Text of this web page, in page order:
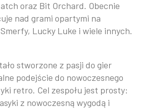
oraz Bit Orchard. Obecnie
nad grami opartymi na
Lucky Luke i wiele innych.
stworzone z pasji do gier
podejście do nowoczesnego
retro. Cel zespołu jest prosty:
z nowoczesną wygodą i